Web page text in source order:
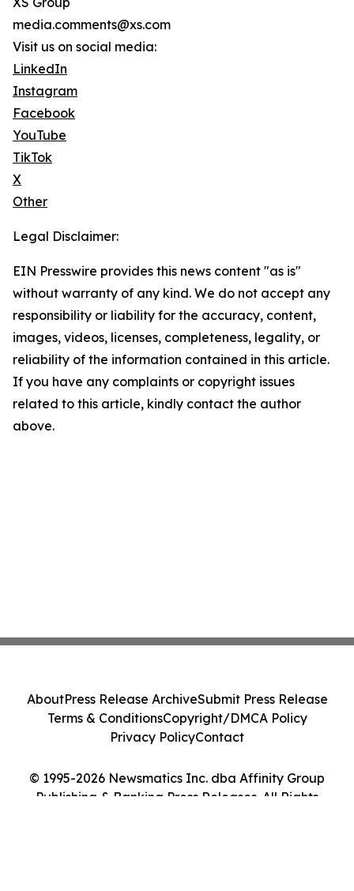
media.comments@xs.com
Visit us on social media:
LinkedIn
Instagram
Facebook
YouTube
TikTok
X
Other
Legal Disclaimer:
EIN Presswire provides this news content "as is"
without warranty of any kind. We do not accept any
responsibility or liability for the accuracy, content,
images, videos, licenses, completeness, legality, or
reliability of the information contained in this article.
If you have any complaints or copyright issues
related to this article, kindly contact the author
above.
© 1995-2026 Newsmatics Inc. dba Affinity Group
Publishing & Banking Press Releases. All Rights
AboutPress Release ArchiveSubmit Press Release
Terms & ConditionsCopyright/DMCA Policy
Privacy PolicyContact